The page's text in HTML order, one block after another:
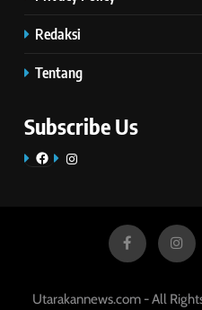
Redaksi
Tentang
Subscribe Us
FacebookInstagram
Utarakannews.com - All